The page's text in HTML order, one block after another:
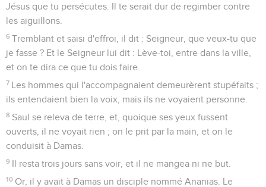
Jésus que tu persécutes. Il te serait dur de regimber contre
les aiguillons.
6 Tremblant et saisi d'effroi, il dit : Seigneur, que veux-tu que
je fasse ? Et le Seigneur lui dit : Lève-toi, entre dans la ville,
et on te dira ce que tu dois faire.
7 Les hommes qui l'accompagnaient demeurèrent stupéfaits ;
ils entendaient bien la voix, mais ils ne voyaient personne.
8 Saul se releva de terre, et, quoique ses yeux fussent
ouverts, il ne voyait rien ; on le prit par la main, et on le
conduisit à Damas.
9 Il resta trois jours sans voir, et il ne mangea ni ne but.
10 Or, il y avait à Damas un disciple nommé Ananias. Le